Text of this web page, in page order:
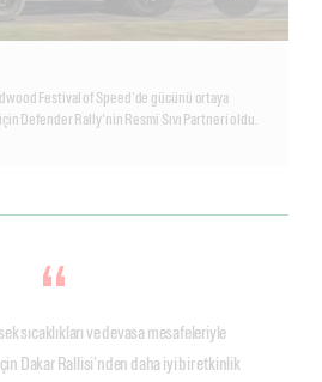
Festival of Speed’de gücünü ortaya
Defender Rally'nin Resmi Sıvı Partneri oldu.
sıcaklıkları ve devasa mesafeleriyle
Dakar Rallisi’nden daha iyi bir etkinlik